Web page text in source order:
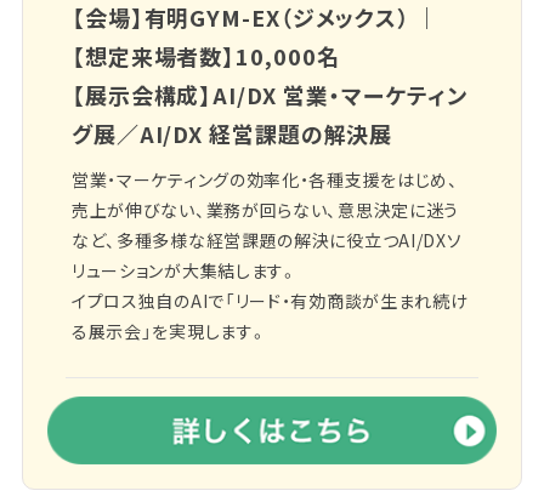
【会場】有明GYM-EX（ジメックス） ｜
【想定来場者数】10,000名
【展示会構成】AI/DX 営業・マーケティン
グ展／AI/DX 経営課題の解決展
営業・マーケティングの効率化・各種支援をはじめ、
売上が伸びない、業務が回らない、意思決定に迷う
など、多種多様な経営課題の解決に役立つAI/DXソ
リューションが大集結します。
イプロス独自のAIで「リード・有効商談が生まれ続け
る展示会」を実現します。